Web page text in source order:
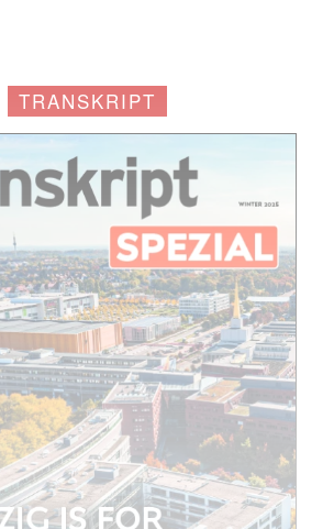
|transkript-Newsletter
aktuell informiert.
TRANSKRIPT